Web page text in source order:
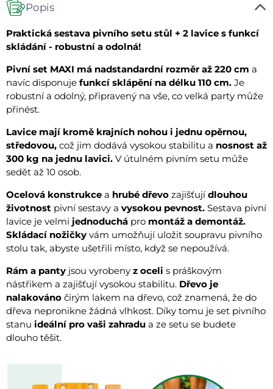
Popis
Praktická sestava pivního setu stůl + 2 lavice s funkcí
skládání - robustní a odolná!
Pivní set MAXI má nadstandardní rozměr až 220 cm a
navíc disponuje funkcí sklápění na délku 110 cm. Je
robustní a odolný, připravený na vše, co velká party může
přinést.
Lavice mají kromě krajních nohou i jednu opěrnou,
středovou, což jim dodává vysokou stabilitu a nosnost až
300 kg na jednu lavici. V útulném pivním setu může
sedět až 10 osob.
Ocelová konstrukce a hrubé dřevo zajišťujídlouhou
životnost pivní sestavy a vysokou pevnost. Sestava pivní
lavice je velmi jednoduchá pro montáž a demontáž.
Skládací nožičky vám umožňují uložit soupravu pivního
stolu tak, abyste ušetřili místo, když se nepoužívá.
Rám a panty jsou vyrobeny z oceli s práškovým
nástřikem a zajišťují vysokou stabilitu. Dřevo je
nalakováno čirým lakem na dřevo, což znamená, že do
dřeva nepronikne žádná vlhkost. Díky tomu je set pivního
stanu ideální pro vaši zahradu a ze setu se budete
dlouho těšit.